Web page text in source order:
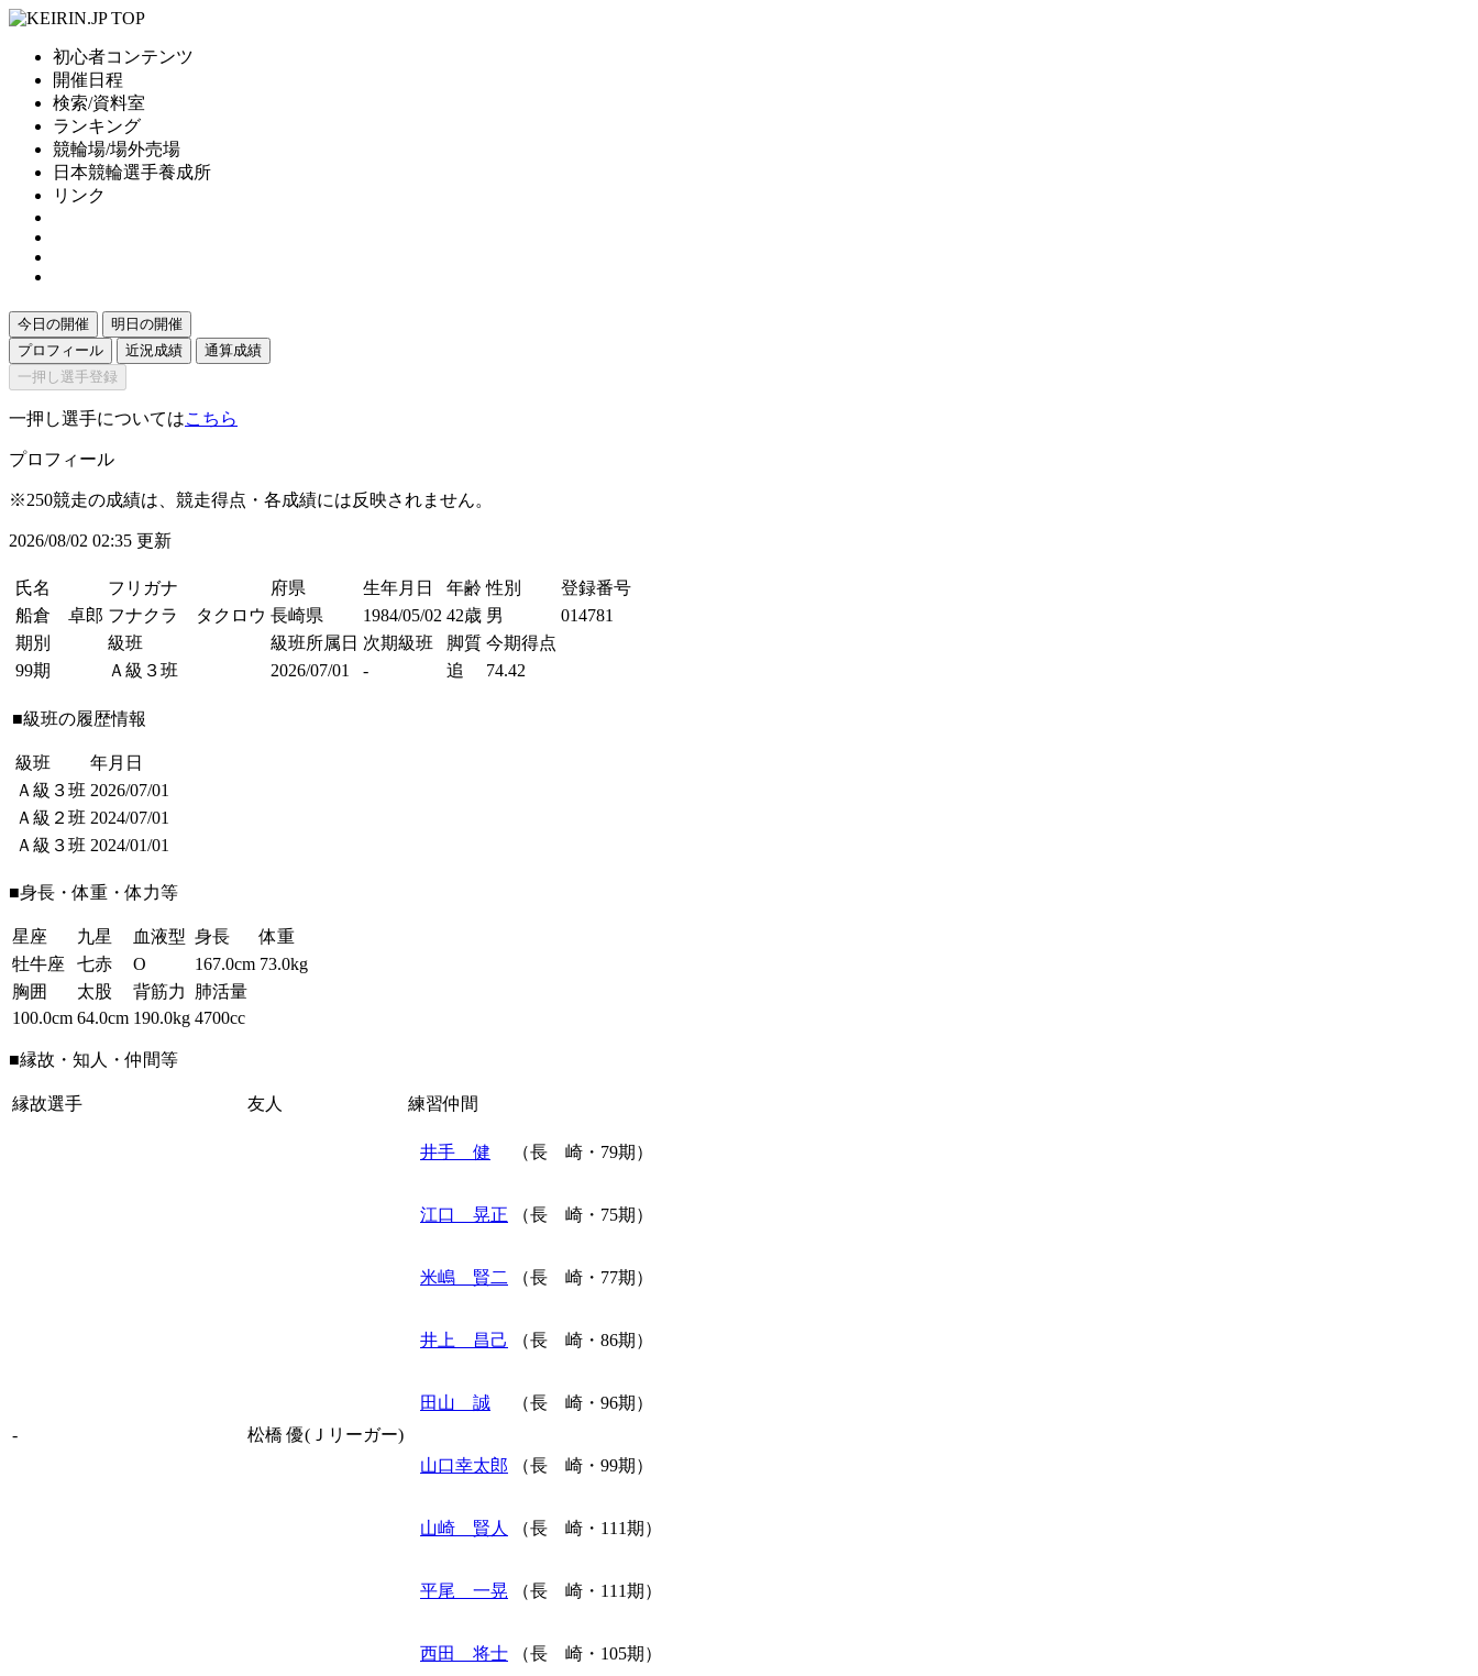
初心者コンテンツ
開催日程
検索/資料室
ランキング
競輪場/場外売場
日本競輪選手養成所
リンク
今日の開催
明日の開催
プロフィール
近況成績
通算成績
一押し選手登録
一押し選手についてはこちら
プロフィール
※250競走の成績は、競走得点・各成績には反映されません。
2026/08/02 02:35 更新
氏名 フリガナ 府県 生年月日 年齢 性別
登録番号
船倉 卓郎 フナクラ タクロウ 長崎県 1984/05/02 42歳 男
014781
期別
級班 級班所属日 次期級班 脚質 今期得点
99期
Ａ級３班 2026/07/01 - 追 74.42
■級班の履歴情報
級班
年月日
Ａ級３班 2026/07/01
Ａ級２班 2024/07/01
Ａ級３班 2024/01/01
■身長・体重・体力等
星座 九星 血液型 身長
体重
牡牛座
七赤 O 167.0cm 73.0kg
胸囲
太股 背筋力
肺活量
100.0cm 64.0cm 190.0kg 4700cc
■縁故・知人・仲間等
縁故選手 友人 練習仲間
- 松橋 優(Ｊリーガー)
井手 健 （長 崎・79期）
江口 晃正 （長 崎・75期）
米嶋 賢二 （長 崎・77期）
井上 昌己 （長 崎・86期）
田山 誠 （長 崎・96期）
山口幸太郎 （長 崎・99期）
山崎 賢人 （長 崎・111期）
平尾 一晃 （長 崎・111期）
西田 将士 （長 崎・105期）